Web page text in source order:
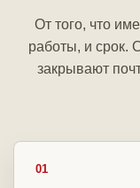
От того, что
работы, и срок.
закрывают
01